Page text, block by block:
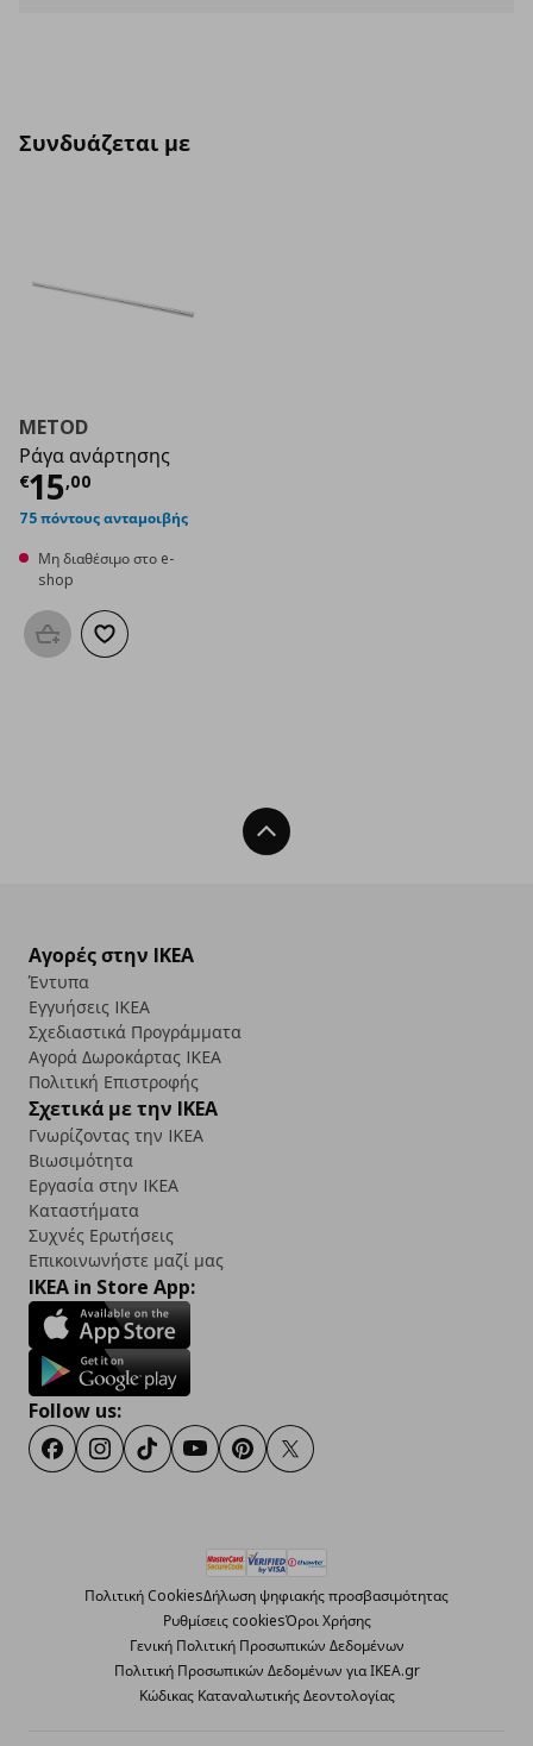
Συνδυάζεται με
METOD
Ράγα ανάρτησης
€15,00
Τρέχουσα τιμή
75 πόντους ανταμοιβής
Μη διαθέσιμο στο e-
shop
Προσθήκη στο καλάθι
Προσθήκη στα αγαπημένα
Back To Top
Αγορές στην IKEA
Έντυπα
Εγγυήσεις IKEA
Σχεδιαστικά Προγράμματα
Αγορά Δωρoκάρτας IKEA
Πολιτική Επιστροφής
Σχετικά με την IKEA
Γνωρίζοντας την IKEA
Βιωσιμότητα
Εργασία στην IKEA
Καταστήματα
Συχνές Ερωτήσεις
Επικοινωνήστε μαζί μας
IKEA in Store App:
Follow us:
FacebookInstagram
TikTokYoutubePinterestTwitter
Πολιτική CookiesΔήλωση ψηφιακής προσβασιμότητας
Ρυθμίσεις cookiesΌροι Χρήσης
Γενική Πολιτική Προσωπικών Δεδομένων
Πολιτική Προσωπικών Δεδομένων για ΙΚΕΑ.gr
Κώδικας Καταναλωτικής Δεοντολογίας